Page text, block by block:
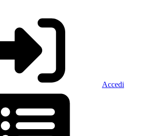
Accedi